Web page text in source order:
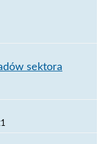
sektora